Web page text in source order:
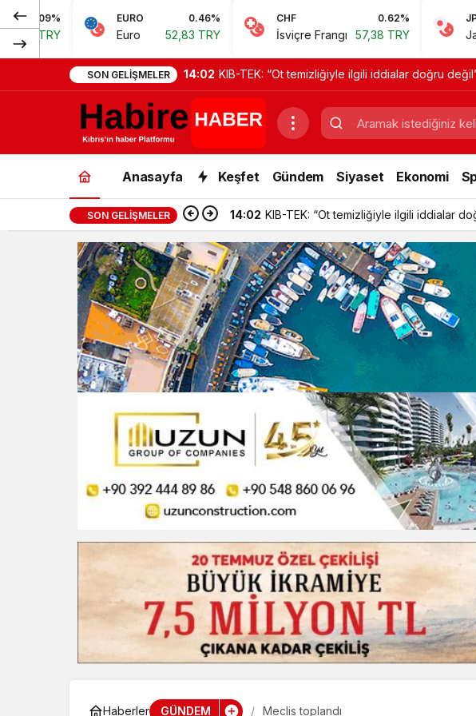
EURO 0.46%
52,83 TRY
0.62%
İsviçre Frangı 57,38 TRY
0.01%
Japon Yeni 0,00 TRY
SON GELIŞMELER 14:02 KIB-TEK: “Ot temizliğiyle ilgili iddialar doğru
Anasayfa Keşfet Gündem Siyaset Ekonomi
SON GELIŞMELER 14:02 KIB-TEK: “Ot temizliğiyle ilgili iddialar
Haberler GÜNDEM Meclis toplandı